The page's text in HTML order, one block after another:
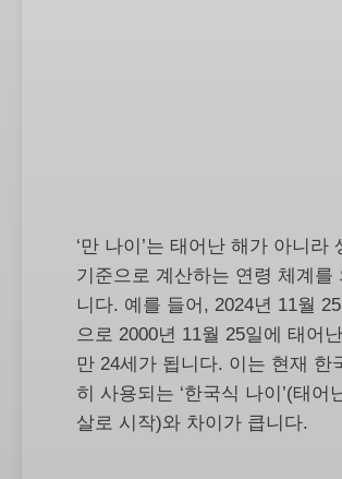
‘만 나이’는 태어난 해가 아니라
기준으로 계산하는 연령 체계를
니다. 예를 들어, 2024년 11월
으로 2000년 11월 25일에 태어
만 24세가 됩니다. 이는 현재 한
히 사용되는 ‘한국식 나이’(태어
살로 시작)와 차이가 큽니다.